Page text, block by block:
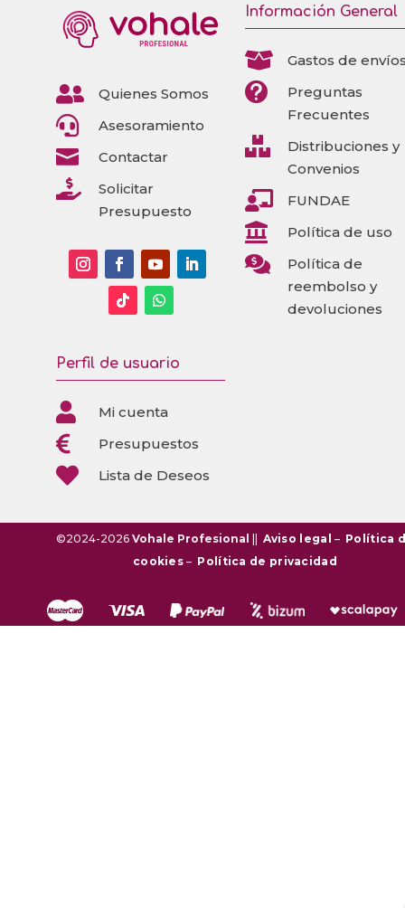
 Quienes Somos
 Asesoramiento
 Contactar

Solicitar
Presupuesto
Información General
 Gastos de

Preguntas
Frecuentes

Distribuciones y
Convenios
 FUNDAE
 Política de uso

Política de
reembolso y
devoluciones
Perfil de usuario
 Mi cuenta
 Presupuestos
 Lista de Deseos
©2024-2026 Vohale Profesional Aviso legal – Política
cookies– Política de privacidad